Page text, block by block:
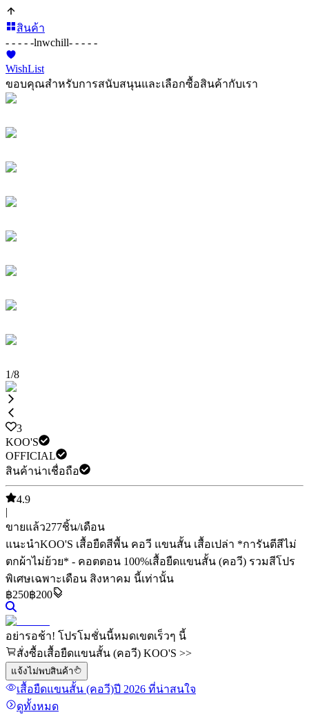
สินค้า
- - - - -lnwchill- - - - -
WishList
ขอบคุณสำหรับการสนับสนุนและเลือกซื้อสินค้ากับเรา
1/8
3
KOO'S
OFFICIAL
สินค้าน่าเชื่อถือ
4.9
|
ขายแล้ว277ชิ้น/เดือน
แนะนำKOO'S เสื้อยืดสีพื้น คอวี แขนสั้น เสื้อเปล่า *การันตีสีไม่
ตกผ้าไม่ย้วย* - คอตตอน 100%เสื้อยืดแขนสั้น (คอวี) รวมสีโปร
พิเศษเฉพาะเดือน สิงหาคม นี้เท่านั้น
฿250฿200
อย่ารอช้า! โปรโมชั่นนี้หมดเขตเร็วๆ นี้
สั่งซื้อเสื้อยืดแขนสั้น (คอวี) KOO'S >>
แจ้งไม่พบสินค้า
เสื้อยืดแขนสั้น (คอวี)ปี 2026 ที่น่าสนใจ
ดูทั้งหมด